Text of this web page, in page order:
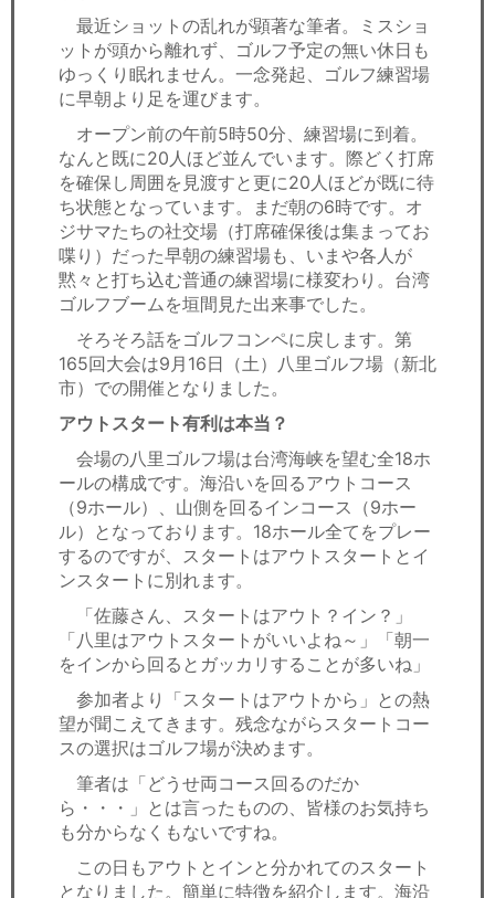
最近ショットの乱れが顕著な筆者。ミスショ
ットが頭から離れず、ゴルフ予定の無い休日も
ゆっくり眠れません。一念発起、ゴルフ練習場
に早朝より足を運びます。
オープン前の午前5時50分、練習場に到着。
なんと既に20人ほど並んでいます。際どく打席
を確保し周囲を見渡すと更に20人ほどが既に待
ち状態となっています。まだ朝の6時です。オ
ジサマたちの社交場（打席確保後は集まってお
喋り）だった早朝の練習場も、いまや各人が
黙々と打ち込む普通の練習場に様変わり。台湾
ゴルフブームを垣間見た出来事でした。
そろそろ話をゴルフコンペに戻します。第
165回大会は9月16日（土）八里ゴルフ場（新北
市）での開催となりました。
アウトスタート有利は本当？
会場の八里ゴルフ場は台湾海峡を望む全18ホ
ールの構成です。海沿いを回るアウトコース
（9ホール）、山側を回るインコース（9ホー
ル）となっております。18ホール全てをプレー
するのですが、スタートはアウトスタートとイ
ンスタートに別れます。
「佐藤さん、スタートはアウト？イン？」
「八里はアウトスタートがいいよね～」「朝一
をインから回るとガッカリすることが多いね」
参加者より「スタートはアウトから」との熱
望が聞こえてきます。残念ながらスタートコー
スの選択はゴルフ場が決めます。
筆者は「どうせ両コース回るのだか
ら・・・」とは言ったものの、皆様のお気持ち
も分からなくもないですね。
この日もアウトとインと分かれてのスタート
となりました。簡単に特徴を紹介します。海沿